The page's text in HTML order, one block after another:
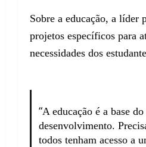
Sobre a educação, a líder
projetos específicos para
necessidades dos
“A educação é a base do
desenvolvimento.
todos tenham acesso a